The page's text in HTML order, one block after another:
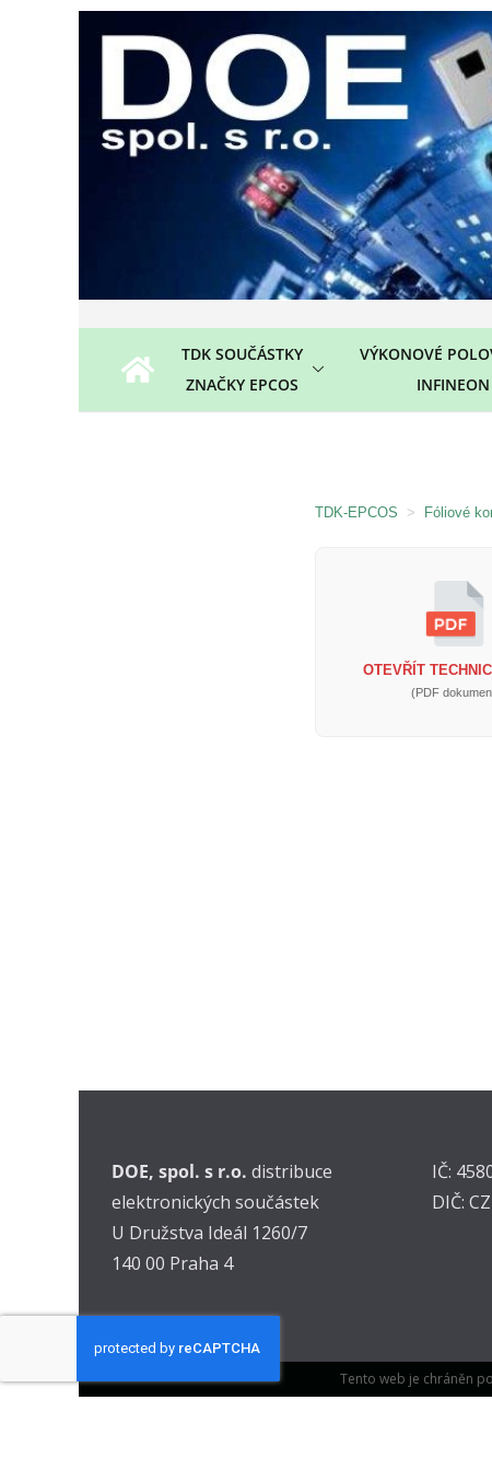
TDK SOUČÁSTKY
ZNAČKY EPCOS
VÝKONOVÉ
INFINEON
TDK-EPCOS > Fóliové
OTEVŘÍT
(PDF
DOE, spol. s r.o. distribuce
elektronických součástek
U Družstva Ideál 1260/7
140 00 Praha 4
IČ:
DIČ:
Tento web je chráněn